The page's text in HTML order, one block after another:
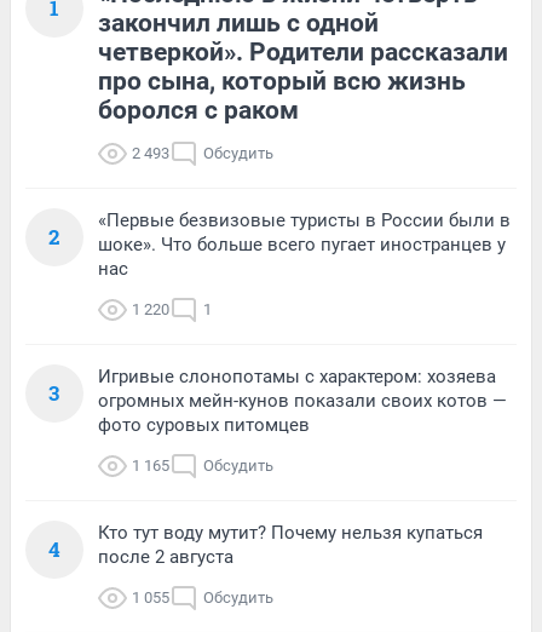
1
закончил лишь с одной
четверкой». Родители рассказали
про сына, который всю жизнь
боролся с раком
2 493 Обсудить
2
«Первые безвизовые туристы в России были в
шоке». Что больше всего пугает иностранцев у
нас
1 220 1
3
Игривые слонопотамы с характером: хозяева
огромных мейн-кунов показали своих котов —
фото суровых питомцев
1 165 Обсудить
4
Кто тут воду мутит? Почему нельзя купаться
после 2 августа
1 055 Обсудить